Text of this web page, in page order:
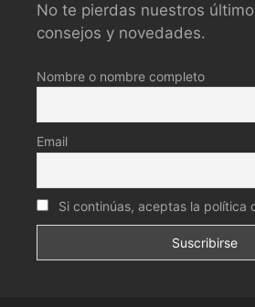
No te pierdas nuestros
consejos y novedades.
Nombre o nombre completo
Email
Si continúas, aceptas la política